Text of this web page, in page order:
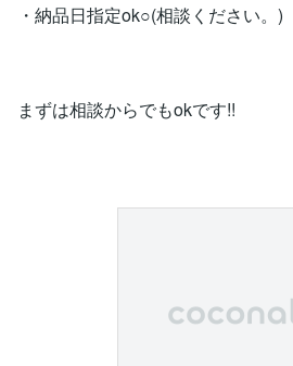
・納品日指定ok○(相談ください。)
まずは相談からでもokです!!